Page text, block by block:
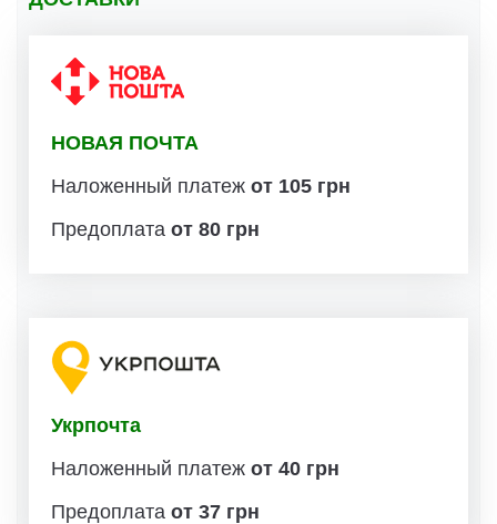
НОВАЯ ПОЧТА
Наложенный платеж от 105 грн
Предоплата от 80 грн
Укрпочта
Наложенный платеж от 40 грн
Предоплата от 37 грн